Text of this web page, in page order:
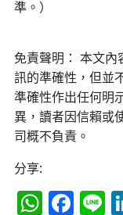
準。）
免責聲明： 本文內
訊的準確性，但並
準確性作出任何明
異，讀者因信賴或
司概不負責。
分享: